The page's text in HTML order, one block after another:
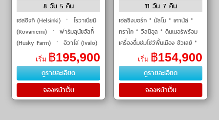
8 วัน 5 คืน
เฮลซิงกิ (Helsinki) ㆍ โรวาเนียมิ
(Rovaniemi) ㆍ ฟาร์มสุนัขฮัสกี้
(Husky Farm) ㆍ อิวาโล่ (Ivalo)
ㆍ เคียร์คิเนส (Kirkenes) ㆍ ชม
การจับปูยักษ์ (King Crab Safari)
เริ่ม ฿195,900
ดูรายละเอียด
จองหน้าเว็บ
11 วัน 7 คืน
เฮลซิงบอร์ก * มัลโม * เคานัส *
ทราไก * วิลนีอุส * ดินเนอร์พร้อม
เครื่องดื่มชมโชว์พื้นเมือง ซัวเลย์ *
ฟิลส์รันดาเล
เริ่ม ฿154,900
ดูรายละเอียด
จองหน้าเว็บ